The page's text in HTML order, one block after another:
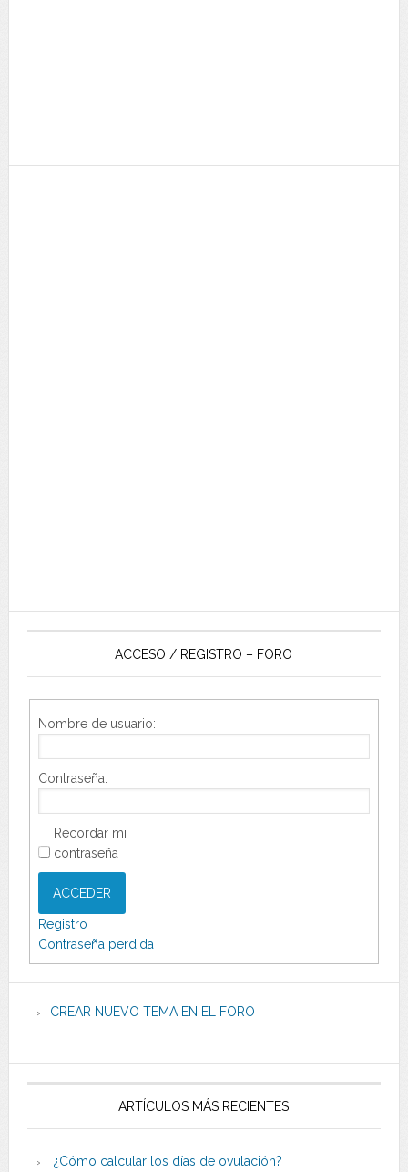
ACCESO / REGISTRO – FORO
Nombre de usuario:
Contraseña:
Recordar mi
contraseña
ACCEDER
Registro
Contraseña perdida
CREAR NUEVO TEMA EN EL FORO
ARTÍCULOS MÁS RECIENTES
¿Cómo calcular los días de ovulación?